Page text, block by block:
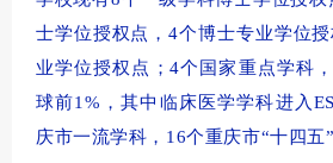
士学位授权点，4个博士专业学位授
业学位授权点；4个国家重点学科
球前1%，其中临床医学学科进入
庆市一流学科，16个重庆市“十四五